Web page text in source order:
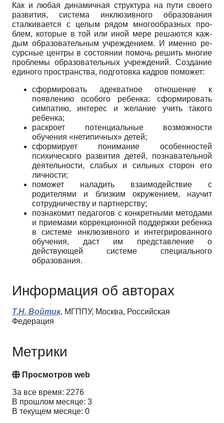
Как и любая динамичная структура на пути сво­его
развития, система инклюзивного образования
сталкивается с целым рядом многообразных про­
блем, которые в той или иной мере решаются каж­
дым образовательным учреждением. И именно ре­
сурсные центры в состоянии помочь решить мно­гие
проблемы образовательных учреждений. Со­здание
единого пространства, подготовка кадров поможет:
сформировать адекватное отношение к
появле­нию особого ребенка: сформировать
симпатию, инте­рес и желание учить такого
ребенка;
раскроет потенциальные возможности
обучения «нетипичных» детей;
сформирует понимание особенностей
психичес­кого развития детей, познавательной
деятельности, слабых и сильных сторон его
личности;
поможет наладить взаимодействие с
родителями и близким окружением, научит
сотрудничеству и партнерству;
познакомит педагогов с конкретными методами
и приемами коррекционной поддержки ребенка
в сис­теме инклюзивного и интегрированного
обучения, даст им представление о
действующей системе специ­ального
образования.
Информация об авторах
Т.Н. Войтик, МГППУ, Москва, Российская
Федерация
Метрики
Просмотров web
За все время: 2276
В прошлом месяце: 3
В текущем месяце: 0